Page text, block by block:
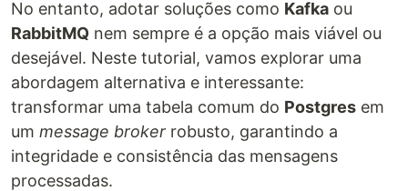
No entanto, adotar soluções como Kafka ou
RabbitMQ nem sempre é a opção mais viável ou
desejável. Neste tutorial, vamos explorar uma
abordagem alternativa e interessante:
transformar uma tabela comum do Postgres em
um message broker robusto, garantindo a
integridade e consistência das mensagens
processadas.